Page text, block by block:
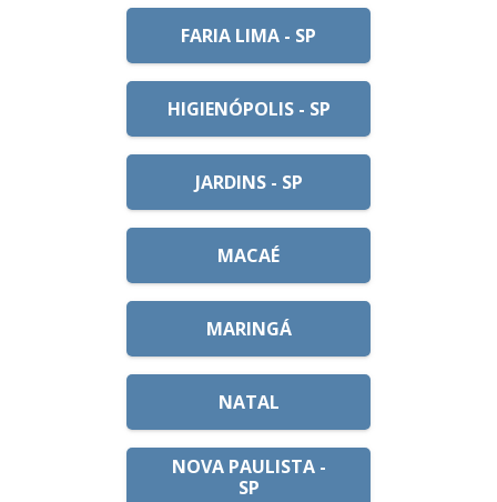
FARIA LIMA - SP
HIGIENÓPOLIS - SP
JARDINS - SP
MACAÉ
MARINGÁ
NATAL
NOVA PAULISTA -
SP